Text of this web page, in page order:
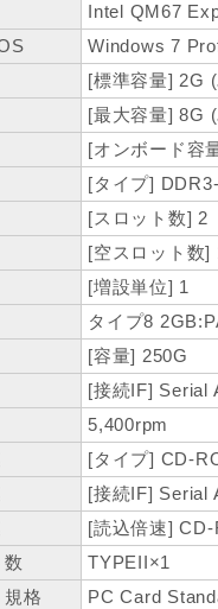
Intel QM67
Windows 7
[標準容量] 2G
[最大容量] 8G
[オンボード容
[タイプ]
[スロット数] 2
[空スロット数]
[増設単位] 1
タイプ8
[容量] 250G
[接続IF] Serial
5,400rpm
[タイプ] CD-
[接続IF] Serial
[読込倍速]
TYPEII×1
格
PC Card